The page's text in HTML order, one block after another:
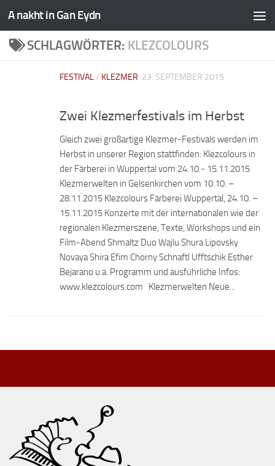
A nakht in Gan Eydn
SCHLAGWÖRTER: KLEZCOLOURS
FESTIVAL/ KLEZMER 23. SEPTEMBER 2015
Zwei Klezmerfestivals im Herbst
Gleich zwei großartige Klezmer-Festivals werden im
Herbst in unserer Region stattfinden: Klezcolours in
der Färberei in Wuppertal vom 24.10.- 15.11.2015
Klezmerwelten in Gelsenkirchen vom 10.10. –
28.11.2015 Klezcolours Färberei Wuppertal, 24.10. –
15.11.2015 Konzerte mit der internationalen wie der
regionalen Klezmerszene, Texte, Workshops und ein
Film-Abend Shmaltz Duo Wajlu Shura Lipovsky
Novaya Shira Efim Chorny Schnaftl Ufftschik Esther
Bejarano u.a. Programm und ausführliche Infos:
www.klezcolours.com Klezmerwelten Neue...